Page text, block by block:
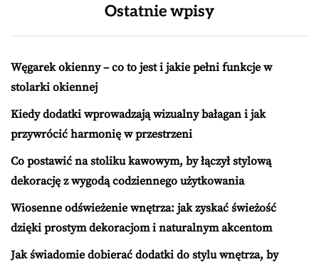
Ostatnie wpisy
Węgarek okienny – co to jest i jakie pełni funkcje w
stolarki okiennej
Kiedy dodatki wprowadzają wizualny bałagan i jak
przywrócić harmonię w przestrzeni
Co postawić na stoliku kawowym, by łączył stylową
dekorację z wygodą codziennego użytkowania
Wiosenne odświeżenie wnętrza: jak zyskać świeżość
dzięki prostym dekoracjom i naturalnym akcentom
Jak świadomie dobierać dodatki do stylu wnętrza, by